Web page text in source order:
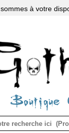
à votre
Boutique